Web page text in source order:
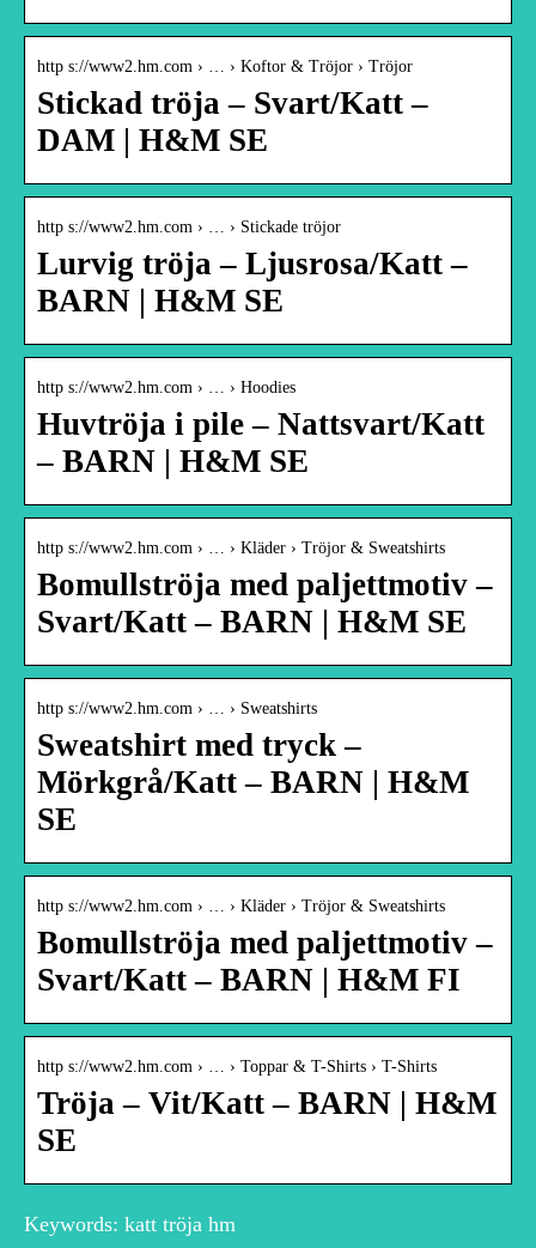
http s://www2.hm.com › … › Koftor & Tröjor › Tröjor
Stickad tröja – Svart/Katt –
DAM | H&M SE
http s://www2.hm.com › … › Stickade tröjor
Lurvig tröja – Ljusrosa/Katt –
BARN | H&M SE
http s://www2.hm.com › … › Hoodies
Huvtröja i pile – Nattsvart/Katt
– BARN | H&M SE
http s://www2.hm.com › … › Kläder › Tröjor & Sweatshirts
Bomullströja med paljettmotiv –
Svart/Katt – BARN | H&M SE
http s://www2.hm.com › … › Sweatshirts
Sweatshirt med tryck –
Mörkgrå/Katt – BARN | H&M
SE
http s://www2.hm.com › … › Kläder › Tröjor & Sweatshirts
Bomullströja med paljettmotiv –
Svart/Katt – BARN | H&M FI
http s://www2.hm.com › … › Toppar & T-Shirts › T-Shirts
Tröja – Vit/Katt – BARN | H&M
SE
Keywords: katt tröja hm